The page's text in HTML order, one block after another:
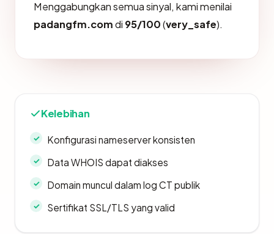
Menggabungkan semua sinyal, kami menilai
padangfm.comdi 95/100(very_safe).
Kelebihan
Konfigurasi nameserver konsisten
Data WHOIS dapat diakses
Domain muncul dalam log CT publik
Sertifikat SSL/TLS yang valid